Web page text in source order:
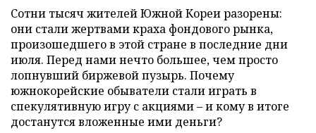
Сотни тысяч жителей Южной Кореи разорены:
они стали жертвами краха фондового рынка,
произошедшего в этой стране в последние дни
июля. Перед нами нечто большее, чем просто
лопнувший биржевой пузырь. Почему
южнокорейские обыватели стали играть в
спекулятивную игру с акциями – и кому в итоге
достанутся вложенные ими деньги?